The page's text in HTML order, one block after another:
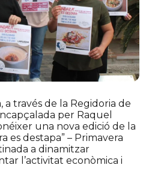
a través de la Regidoria de
per Raquel
una nova edició de la
es destapa” – Primavera
a dinamitzar
l’activitat econòmica i